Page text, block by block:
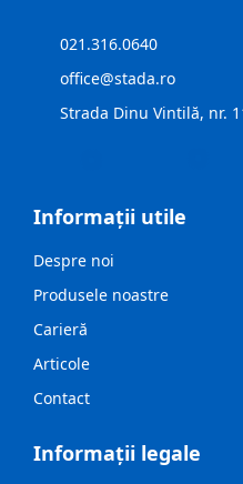
021.316.0640
office@stada.ro
Strada Dinu Vintilă, nr.
Informații utile
Despre noi
Produsele noastre
Carieră
Articole
Contact
Informații legale